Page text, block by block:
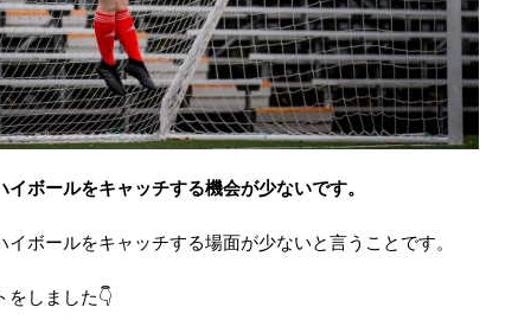
イボールをキャッチする機会が少ないです。
ボールをキャッチする場面が少ないと言うことです。
をしました👇